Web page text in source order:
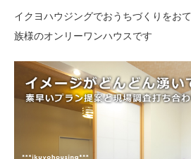
イクヨハウジングでおうちづくりをお
族様のオンリーワンハウスです